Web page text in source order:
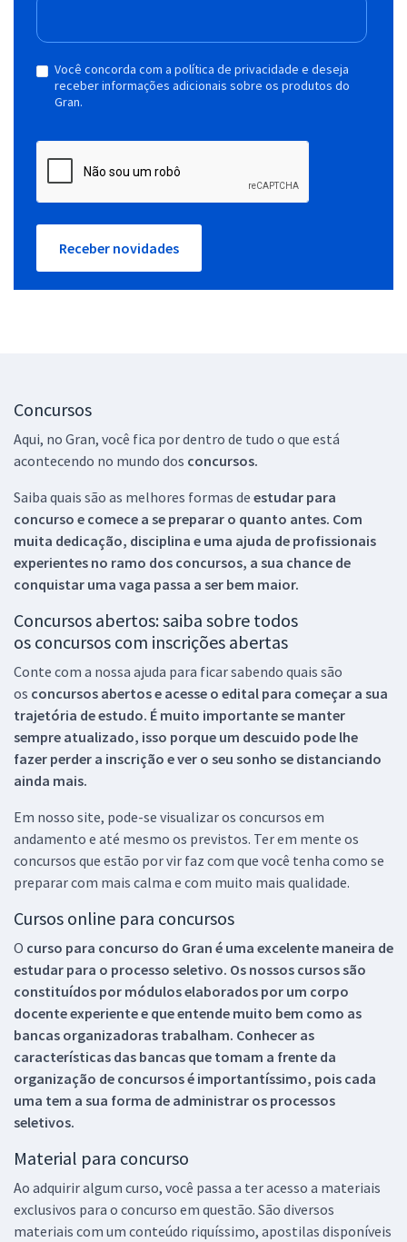
Você concorda com a política de privacidade e deseja
receber informações adicionais sobre os produtos do
Gran.
Receber novidades
Concursos
Aqui, no Gran, você fica por dentro de tudo o que está
acontecendo no mundo dos concursos.
Saiba quais são as melhores formas de estudar para
concurso e comece a se preparar o quanto antes. Com
muita dedicação, disciplina e uma ajuda de profissionais
experientes no ramo dos concursos, a sua chance de
conquistar uma vaga passa a ser bem maior.
Concursos abertos: saiba sobre todos
os concursos com inscrições abertas
Conte com a nossa ajuda para ficar sabendo quais são
os concursos abertos e acesse o edital para começar a sua
trajetória de estudo. É muito importante se manter
sempre atualizado, isso porque um descuido pode lhe
fazer perder a inscrição e ver o seu sonho se distanciando
ainda mais.
Em nosso site, pode-se visualizar os concursos em
andamento e até mesmo os previstos. Ter em mente os
concursos que estão por vir faz com que você tenha como se
preparar com mais calma e com muito mais qualidade.
Cursos online para concursos
O curso para concurso do Gran é uma excelente maneira de
estudar para o processo seletivo. Os nossos cursos são
constituídos por módulos elaborados por um corpo
docente experiente e que entende muito bem como as
bancas organizadoras trabalham. Conhecer as
características das bancas que tomam a frente da
organização de concursos é importantíssimo, pois cada
uma tem a sua forma de administrar os processos
seletivos.
Material para concurso
Ao adquirir algum curso, você passa a ter acesso a materiais
exclusivos para o concurso em questão. São diversos
materiais com um conteúdo riquíssimo, apostilas disponíveis